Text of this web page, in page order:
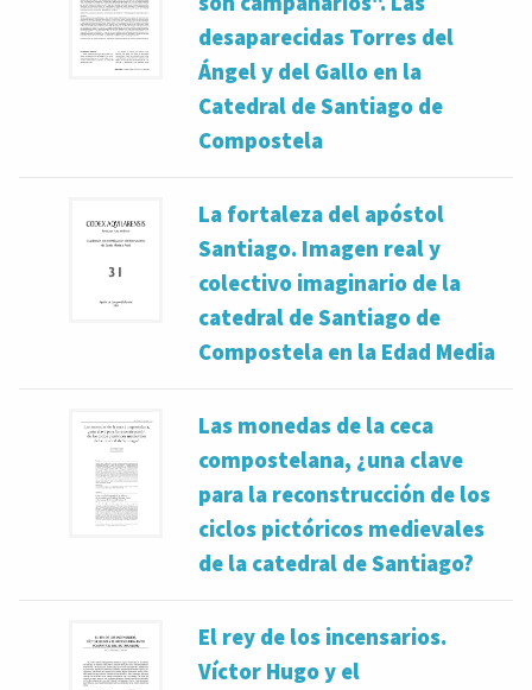
desaparecidas Torres del
Ángel y del Gallo en la
Catedral de Santiago de
Compostela
La fortaleza del apóstol
Santiago. Imagen real y
colectivo imaginario de la
catedral de Santiago de
Compostela en la Edad Media
Las monedas de la ceca
compostelana, ¿una clave
para la reconstrucción de los
ciclos pictóricos medievales
de la catedral de Santiago?
El rey de los incensarios.
Víctor Hugo y el